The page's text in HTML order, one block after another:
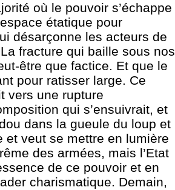
où le pouvoir s’échappe
étatique pour
désarçonne les acteurs de
fracture qui baille sous nos
être que factice. Et que le
pour ratisser large. Ce
vers une rupture
qui s’ensuivrait, et
dans la gueule du loup et
et veut se mettre en lumière
des armées, mais l’Etat
de ce pouvoir et en
charismatique. Demain,